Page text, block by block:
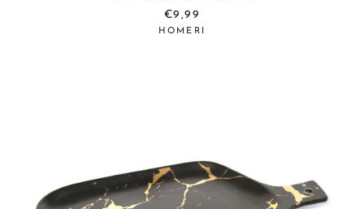
NORMALER PREIS
€9,99
HOMERI